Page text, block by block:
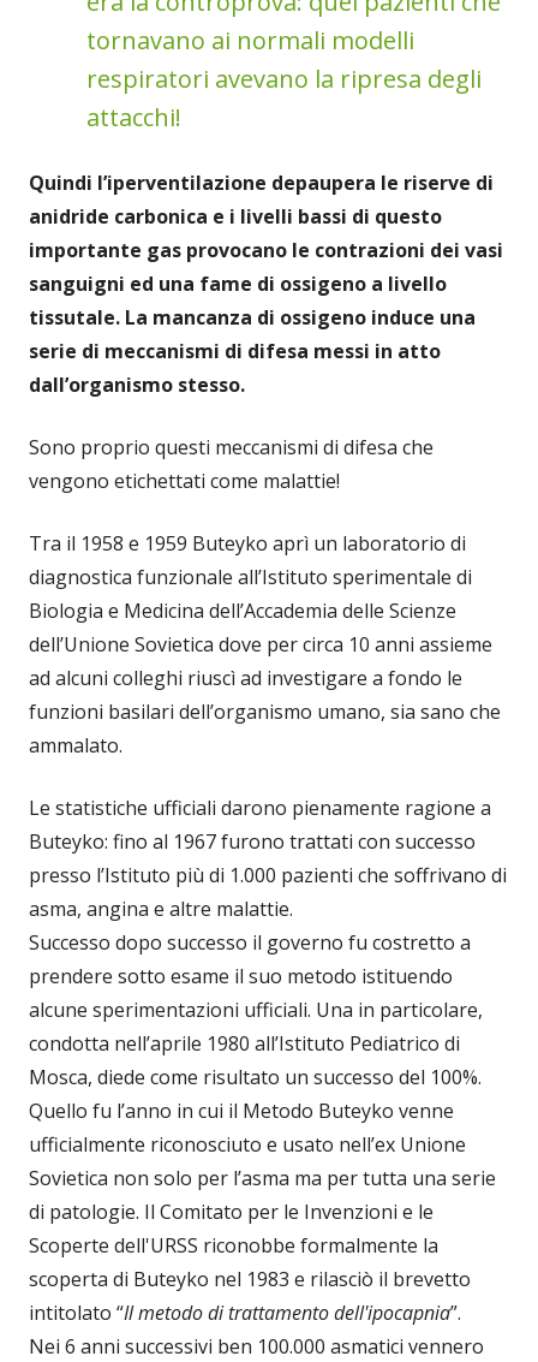
tornavano ai normali modelli
respiratori avevano la ripresa degli
attacchi!
Quindi l’iperventilazione depaupera le riserve di
anidride carbonica e i livelli bassi di questo
importante gas provocano le contrazioni dei vasi
sanguigni ed una fame di ossigeno a livello
tissutale. La mancanza di ossigeno induce una
serie di meccanismi di difesa messi in atto
dall’organismo stesso.
Sono proprio questi meccanismi di difesa che
vengono etichettati come malattie!
Tra il 1958 e 1959 Buteyko aprì un laboratorio di
diagnostica funzionale all’Istituto sperimentale di
Biologia e Medicina dell’Accademia delle Scienze
dell’Unione Sovietica dove per circa 10 anni assieme
ad alcuni colleghi riuscì ad investigare a fondo le
funzioni basilari dell’organismo umano, sia sano che
ammalato.
Le statistiche ufficiali darono pienamente ragione a
Buteyko: fino al 1967 furono trattati con successo
presso l’Istituto più di 1.000 pazienti che soffrivano di
asma, angina e altre malattie.
Successo dopo successo il governo fu costretto a
prendere sotto esame il suo metodo istituendo
alcune sperimentazioni ufficiali. Una in particolare,
condotta nell’aprile 1980 all’Istituto Pediatrico di
Mosca, diede come risultato un successo del 100%.
Quello fu l’anno in cui il Metodo Buteyko venne
ufficialmente riconosciuto e usato nell’ex Unione
Sovietica non solo per l’asma ma per tutta una serie
di patologie. Il Comitato per le Invenzioni e le
Scoperte dell'URSS riconobbe formalmente la
scoperta di Buteyko nel 1983 e rilasciò il brevetto
intitolato “Il metodo di trattamento dell'ipocapnia”.
Nei 6 anni successivi ben 100.000 asmatici vennero